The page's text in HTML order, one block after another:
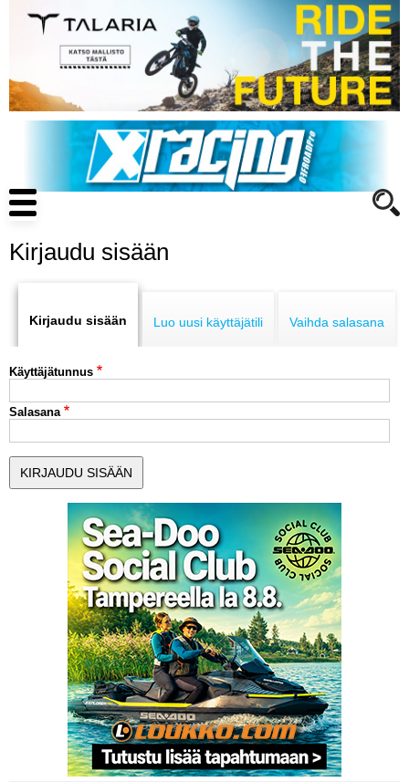
pääsisältöön
Main
navigation
ENDURO
LUE DIGILEHDET
ASIAKASPALVELU JA
OHJEET
MEDIATIEDOT
YHTEYSTIEDOT
Kirjaudu sisään
tabs
Kirjaudu sisään Luo uusi käyttäjätili Vaihda salasana
Käyttäjätunnus
Salasana